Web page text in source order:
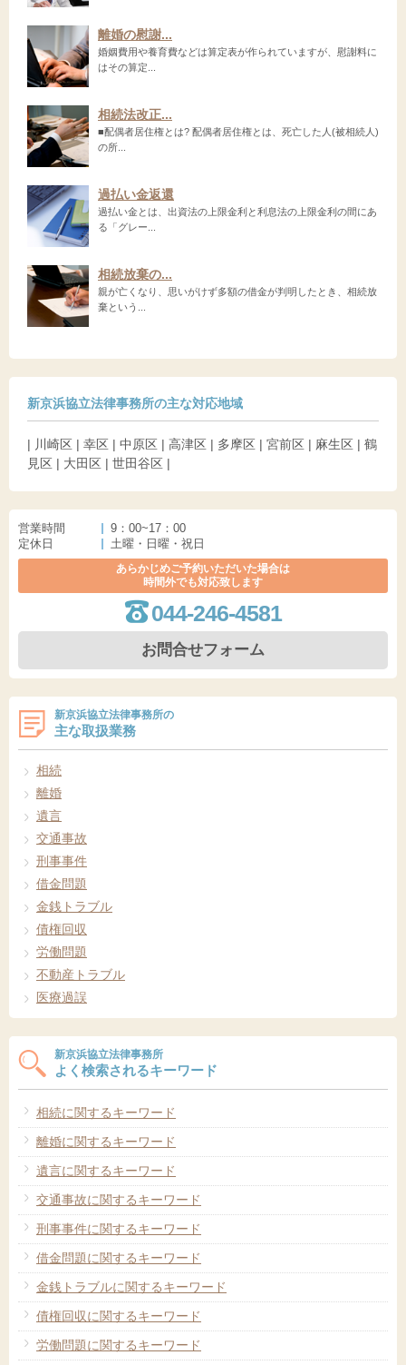
離婚の慰謝...
婚姻費用や養育費などは算定表が作られていますが、慰謝料に
はその算定...
相続法改正...
■配偶者居住権とは? 配偶者居住権とは、死亡した人(被相続人)
の所...
過払い金返還
過払い金とは、出資法の上限金利と利息法の上限金利の間にあ
る「グレー...
相続放棄の...
親が亡くなり、思いがけず多額の借金が判明したとき、相続放
棄という...
新京浜協立法律事務所の主な対応地域
| 川崎区 | 幸区 | 中原区 | 高津区 | 多摩区 | 宮前区 | 麻生区 | 鶴
見区 | 大田区 | 世田谷区 |
営業時間
9：00~17：00
定休日
土曜・日曜・祝日
あらかじめご予約いただいた場合は
時間外でも対応致します
044-246-4581
お問合せフォーム
新京浜協立法律事務所の
主な取扱業務
相続
離婚
遺言
交通事故
刑事事件
借金問題
金銭トラブル
債権回収
労働問題
不動産トラブル
医療過誤
新京浜協立法律事務所
よく検索されるキーワード
相続に関するキーワード
離婚に関するキーワード
遺言に関するキーワード
交通事故に関するキーワード
刑事事件に関するキーワード
借金問題に関するキーワード
金銭トラブルに関するキーワード
債権回収に関するキーワード
労働問題に関するキーワード